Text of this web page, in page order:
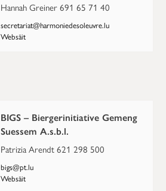
Hannah Greiner 691 65 71 40
secretariat@harmoniedesoleuvre.lu
Websäit
BIGS – Biergerinitiative Gemeng
Suessem A.s.b.l.
Patrizia Arendt 621 298 500
bigs@pt.lu
Websäit